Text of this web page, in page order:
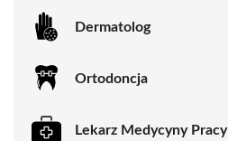
Dermatolog
Ortodoncja
Lekarz Medycyny Pracy